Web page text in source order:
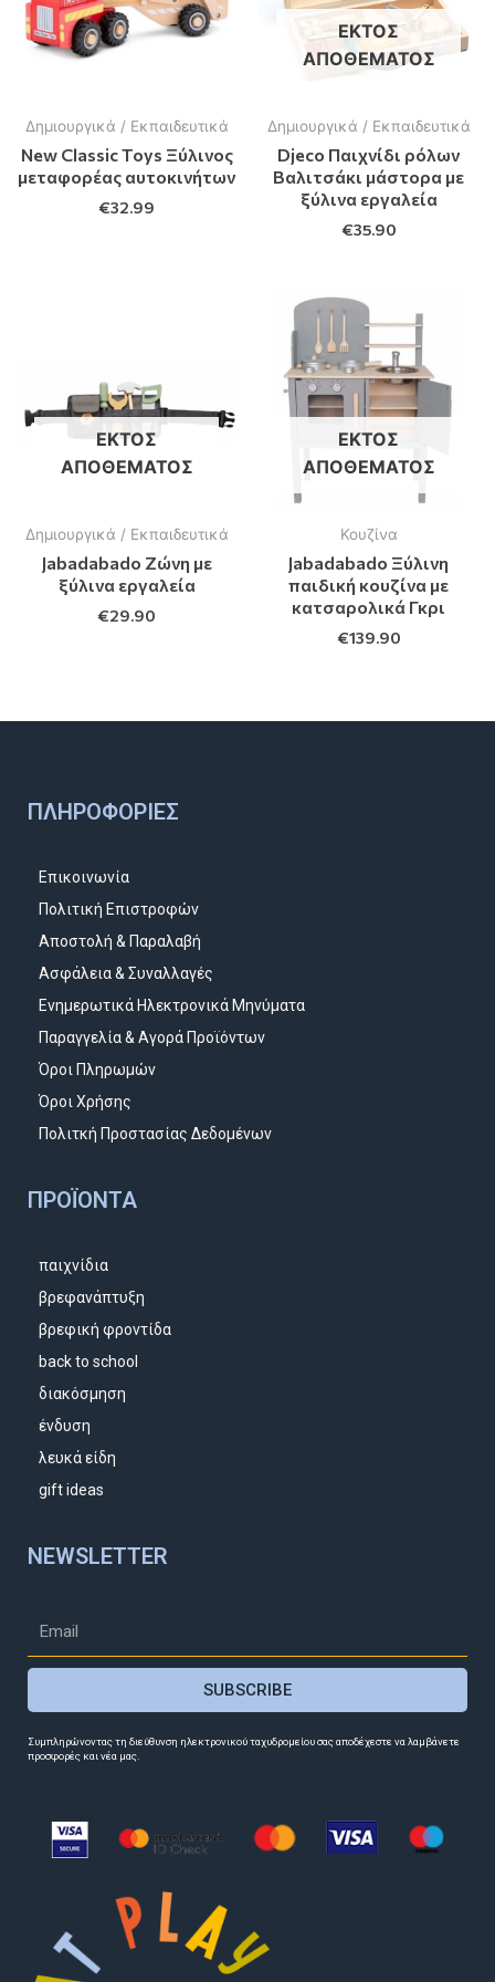
Δημιουργικά / Εκπαιδευτικά
New Classic Toys Ξύλινος
μεταφορέας αυτοκινήτων
€32.99
ΕΚΤΌΣ
ΑΠΟΘΈΜΑΤΟΣ
Δημιουργικά / Εκπαιδευτικά
Djeco Παιχνίδι ρόλων
Βαλιτσάκι μάστορα με
ξύλινα εργαλεία
€35.90
ΕΚΤΌΣ
ΑΠΟΘΈΜΑΤΟΣ
Δημιουργικά / Εκπαιδευτικά
Jabadabado Ζώνη με
ξύλινα εργαλεία
€29.90
ΕΚΤΌΣ
ΑΠΟΘΈΜΑΤΟΣ
Κουζίνα
Jabadabado Ξύλινη
παιδική κουζίνα με
κατσαρολικά Γκρι
€139.90
ΠΛΗΡΟΦΟΡΊΕΣ
Επικοινωνία
Πολιτική Επιστροφών
Αποστολή & Παραλαβή
Ασφάλεια & Συναλλαγές
Ενημερωτικά Ηλεκτρονικά Μηνύματα
Παραγγελία & Αγορά Προϊόντων
Όροι Πληρωμών
Όροι Χρήσης
Πολιτκή Προστασίας Δεδομένων
ΠΡΟΪΌΝΤΑ
παιχνίδια
βρεφανάπτυξη
βρεφική φροντίδα
back to school
διακόσμηση
ένδυση
λευκά είδη
gift ideas
NEWSLETTER
SUBSCRIBE
Συμπληρώνοντας τη διεύθυνση ηλεκτρονικού ταχυδρομείου σας αποδέχεστε να λαμβάνετε
προσφορές και νέα μας.